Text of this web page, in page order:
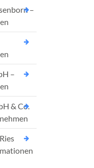
–
–
& Co.